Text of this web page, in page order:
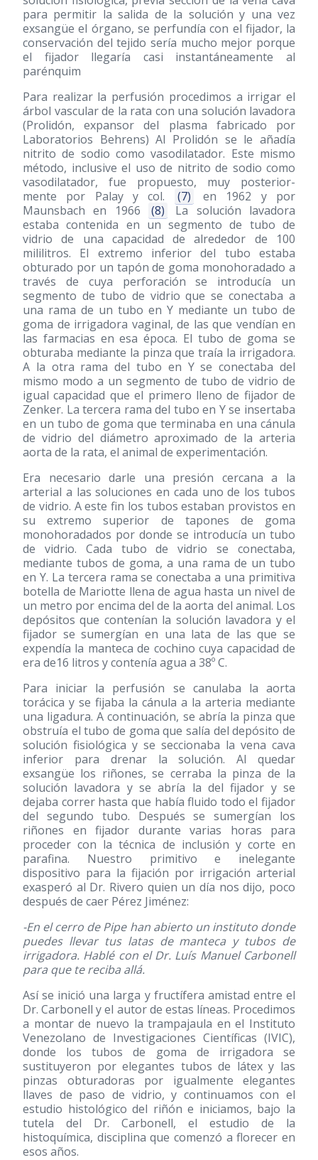
para permitir la salida de la solución y una vez
exsangüe el órgano, se perfundía con el fijador, la
conservación del tejido sería mucho mejor porque
el fijador llegaría casi instantáneamente al
parénquim
Para realizar la perfusión procedimos a irrigar el
árbol vascular de la rata con una solución lavadora
(Prolidón, expansor del plasma fabricado por
Laboratorios Behrens) Al Prolidón se le añadía
nitrito de sodio como vasodilatador. Este mismo
método, inclusive el uso de nitrito de sodio como
vasodilatador, fue propuesto, muy posterior-
mente por Palay y col.
(7)
en 1962 y por
Maunsbach en 1966
(8)
La solución lavadora
estaba contenida en un segmento de tubo de
vidrio de una capacidad de alrededor de 100
mililitros. El extremo inferior del tubo estaba
obturado por un tapón de goma monohoradado a
través de cuya perforación se introducía un
segmento de tubo de vidrio que se conectaba a
una rama de un tubo en Y mediante un tubo de
goma de irrigadora vaginal, de las que vendían en
las farmacias en esa época. El tubo de goma se
obturaba mediante la pinza que traía la irrigadora.
A la otra rama del tubo en Y se conectaba del
mismo modo a un segmento de tubo de vidrio de
igual capacidad que el primero lleno de fijador de
Zenker. La tercera rama del tubo en Y se insertaba
en un tubo de goma que terminaba en una cánula
de vidrio del diámetro aproximado de la arteria
aorta de la rata, el animal de experimentación.
Era necesario darle una presión cercana a la
arterial a las soluciones en cada uno de los tubos
de vidrio. A este fin los tubos estaban provistos en
su extremo superior de tapones de goma
monohoradados por donde se introducía un tubo
de vidrio. Cada tubo de vidrio se conectaba,
mediante tubos de goma, a una rama de un tubo
en Y. La tercera rama se conectaba a una primitiva
botella de Mariotte llena de agua hasta un nivel de
un metro por encima del de la aorta del animal. Los
depósitos que contenían la solución lavadora y el
fijador se sumergían en una lata de las que se
expendía la manteca de cochino cuya capacidad de
era de16 litros y contenía agua a 38º C.
Para iniciar la perfusión se canulaba la aorta
torácica y se fijaba la cánula a la arteria mediante
una ligadura. A continuación, se abría la pinza que
obstruía el tubo de goma que salía del depósito de
solución fisiológica y se seccionaba la vena cava
inferior para drenar la solución. Al quedar
exsangüe los riñones, se cerraba la pinza de la
solución lavadora y se abría la del fijador y se
dejaba correr hasta que había fluido todo el fijador
del segundo tubo. Después se sumergían los
riñones en fijador durante varias horas para
proceder con la técnica de inclusión y corte en
parafina. Nuestro primitivo e inelegante
dispositivo para la fijación por irrigación arterial
exasperó al Dr. Rivero quien un día nos dijo, poco
después de caer Pérez Jiménez:
-En el cerro de Pipe han abierto un instituto donde
puedes llevar tus latas de manteca y tubos de
irrigadora. Hablé con el Dr. Luís Manuel Carbonell
para que te reciba allá.
Así se inició una larga y fructífera amistad entre el
Dr. Carbonell y el autor de estas líneas. Procedimos
a montar de nuevo la trampajaula en el Instituto
Venezolano de Investigaciones Científicas (IVIC),
donde los tubos de goma de irrigadora se
sustituyeron por elegantes tubos de látex y las
pinzas obturadoras por igualmente elegantes
llaves de paso de vidrio, y continuamos con el
estudio histológico del riñón e iniciamos, bajo la
tutela del Dr. Carbonell, el estudio de la
histoquímica, disciplina que comenzó a florecer en
esos años.